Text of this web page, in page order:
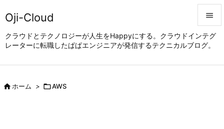
Oji-Cloud
クラウドとテクノロジーが人生をHappyにする。クラウドインテグ
レーターに転職したぱぱエンジニアが発信するテクニカルブログ。


メニュ
ホーム > AWS